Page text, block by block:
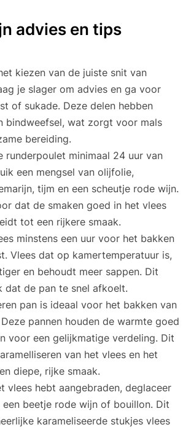
advies en tips
kiezen van de juiste snit van
je slager om advies en ga voor
of sukade. Deze delen hebben
bindweefsel, wat zorgt voor mals
bereiding.
runderpoulet minimaal 24 uur van
een mengsel van olijfolie,
tijm en een scheutje rode wijn.
dat de smaken goed in het vlees
tot een rijkere smaak.
minstens een uur voor het bakken
Vlees dat op kamertemperatuur is,
en behoudt meer sappen. Dit
dat de pan te snel afkoelt.
pan is ideaal voor het bakken van
pannen houden de warmte goed
voor een gelijkmatige verdeling. Dit
van het vlees en het
diepe, rijke smaak.
vlees hebt aangebraden, deglaceer
een beetje rode wijn of bouillon. Dit
karameliseerde stukjes vlees